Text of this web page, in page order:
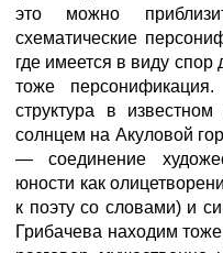
это можно
схематические
где имеется в виду спор
тоже
структура в
солнцем на Акуловой
— соединение
юности как
к поэту со словами) и
Грибачева находим